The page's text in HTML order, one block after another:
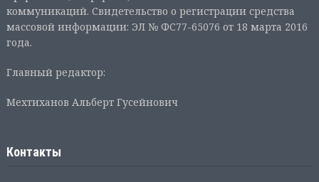
коммуникаций. Свидетельство о регистрации средства
массовой информации: ЭЛ № ФС77-65076 от 18 марта 2016
года.
Главный редактор:
Мехтиханов Альберт Гусейнович
Контакты